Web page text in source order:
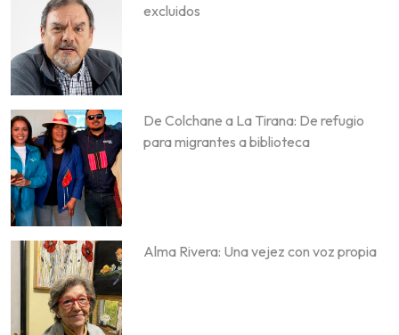
excluidos
De Colchane a La Tirana: De refugio
para migrantes a biblioteca
Alma Rivera: Una vejez con voz propia